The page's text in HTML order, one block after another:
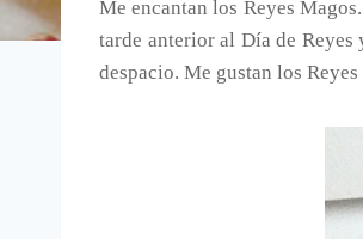
Me encantan los Reyes
tarde anterior al Día de
despacio. Me gustan los